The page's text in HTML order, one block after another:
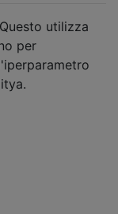
utilizza
per